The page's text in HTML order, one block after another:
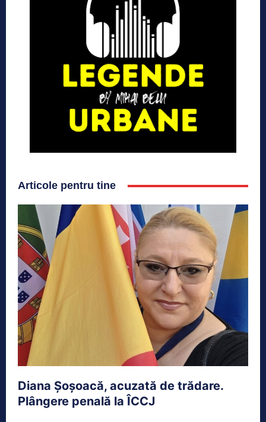
Articole pentru tine
Diana Șoșoacă, acuzată de trădare.
Plângere penală la ÎCCJ